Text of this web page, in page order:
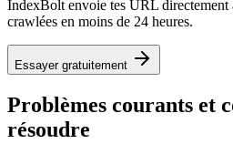
IndexBolt envoie tes URL
crawlées en moins de 24 heures.
Essayer gratuitement
Problèmes courants et
résoudre